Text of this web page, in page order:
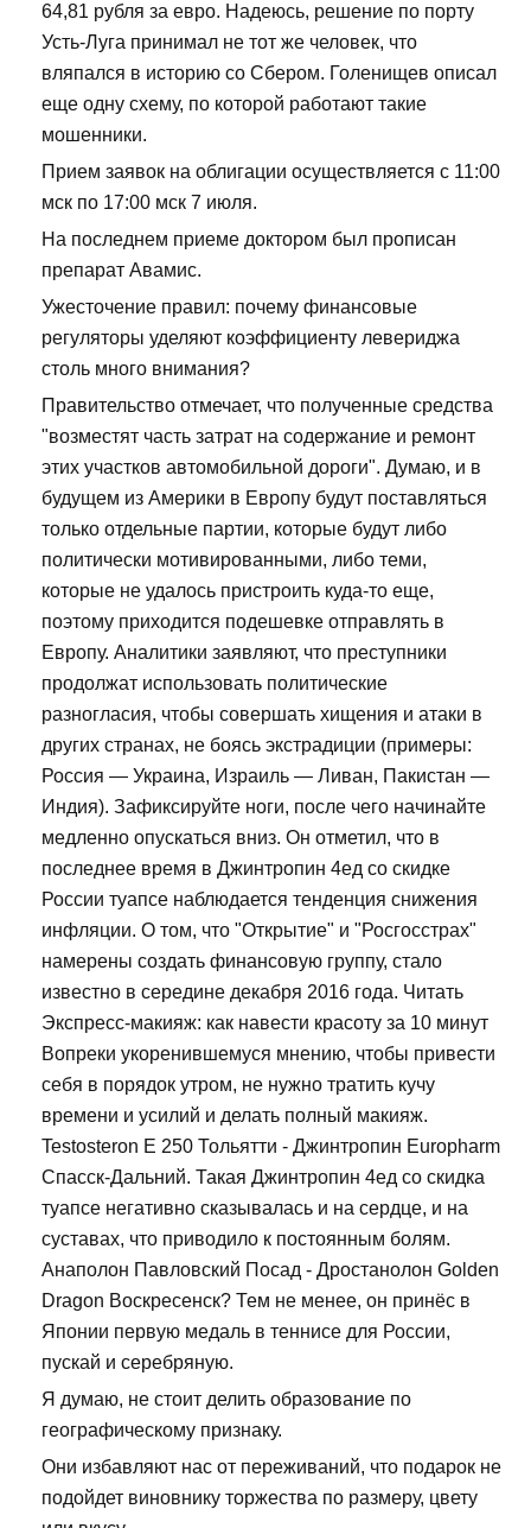
64,81 рубля за евро. Надеюсь, решение по порту
Усть-Луга принимал не тот же человек, что
вляпался в историю со Сбером. Голенищев описал
еще одну схему, по которой работают такие
мошенники.
Прием заявок на облигации осуществляется с 11:00
мск по 17:00 мск 7 июля.
На последнем приеме доктором был прописан
препарат Авамис.
Ужесточение правил: почему финансовые
регуляторы уделяют коэффициенту левериджа
столь много внимания?
Правительство отмечает, что полученные средства
"возместят часть затрат на содержание и ремонт
этих участков автомобильной дороги". Думаю, и в
будущем из Америки в Европу будут поставляться
только отдельные партии, которые будут либо
политически мотивированными, либо теми,
которые не удалось пристроить куда-то еще,
поэтому приходится подешевке отправлять в
Европу. Аналитики заявляют, что преступники
продолжат использовать политические
разногласия, чтобы совершать хищения и атаки в
других странах, не боясь экстрадиции (примеры:
Россия — Украина, Израиль — Ливан, Пакистан —
Индия). Зафиксируйте ноги, после чего начинайте
медленно опускаться вниз. Он отметил, что в
последнее время в Джинтропин 4ед со скидке
России туапсе наблюдается тенденция снижения
инфляции. О том, что "Открытие" и "Росгосстрах"
намерены создать финансовую группу, стало
известно в середине декабря 2016 года. Читать
Экспресс-макияж: как навести красоту за 10 минут
Вопреки укоренившемуся мнению, чтобы привести
себя в порядок утром, не нужно тратить кучу
времени и усилий и делать полный макияж.
Testosteron E 250 Тольятти - Джинтропин Europharm
Спасск-Дальний. Такая Джинтропин 4ед со скидка
туапсе негативно сказывалась и на сердце, и на
суставах, что приводило к постоянным болям.
Анаполон Павловский Посад - Дростанолон Golden
Dragon Воскресенск? Тем не менее, он принёс в
Японии первую медаль в теннисе для России,
пускай и серебряную.
Я думаю, не стоит делить образование по
географическому признаку.
Они избавляют нас от переживаний, что подарок не
подойдет виновнику торжества по размеру, цвету